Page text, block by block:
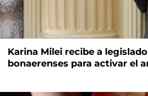
Karina Milei recibe a
bonaerenses para activar el